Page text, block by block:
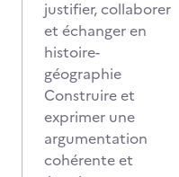
justifier, collaborer
et échanger en
histoire-
géographie
Construire et
exprimer une
argumentation
cohérente et